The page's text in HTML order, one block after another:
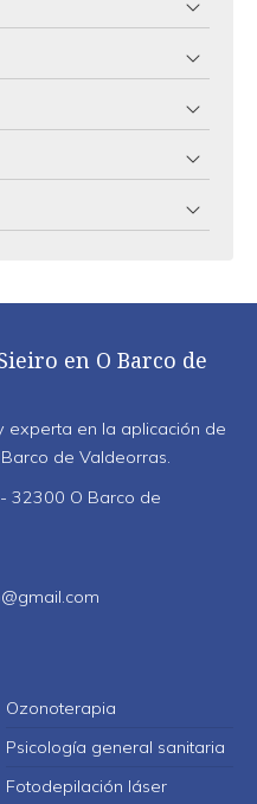
en O Barco de
experta en la aplicación de
de Valdeorras.
32300 O Barco de
Ozonoterapia
Psicología general sanitaria
Fotodepilación láser